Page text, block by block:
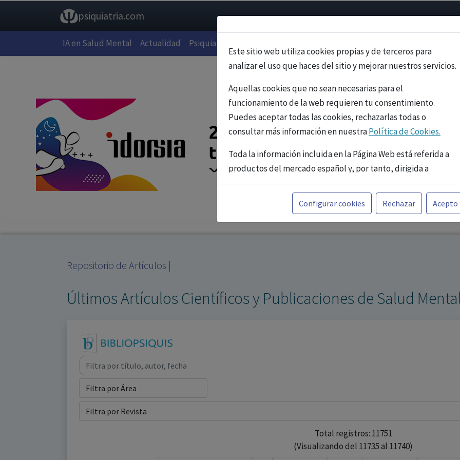
psiquiatria.com
IA en Salud Mental Actualidad Psiquiatría
Este sitio web utiliza cookies propias y de terceros para
analizar el uso que haces del sitio y mejorar nuestros servicios.
Aquellas cookies que no sean necesarias para el
funcionamiento de la web requieren tu consentimiento.
Puedes aceptar todas las cookies, rechazarlas todas o
consultar más información en nuestraPolítica de Cookies.
Toda la información incluida en la Página Web está referida a
productos del mercado español y, por tanto, dirigida a
profesionales sanitarios legalmente facultados para
prescribir o dispensar medicamentos con ejercicio
profesional. La información técnica de los fármacos se facilita
a título meramente informativo, siendo responsabilidad de
Configurar cookies Rechazar Acepto
Repositorio de Artículos |
Últimos Artículos Científicos y Publicaciones de Salud
Total registros: 11751
(Visualizando del 11735 al 11740)